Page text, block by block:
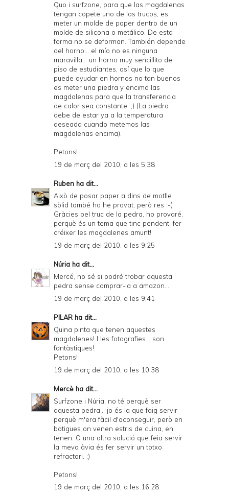
Quo i surfzone, para que las magdalenas
tengan copete uno de los trucos, es
meter un molde de paper dentro de un
molde de silicona o metálico. De esta
forma no se deforman. También depende
del horno... el mío no es ninguna
maravilla... un horno muy sencillito de
piso de estudiantes, así que lo que
puede ayudar en hornos no tan buenos
es meter una piedra y encima las
magdalenas para que la transferencia
de calor sea constante. ;) (La piedra
debe de estar ya a la temperatura
deseada cuando metemos las
magdalenas encima).
Petons!
19 de març del 2010, a les 5:38
Ruben ha dit...
Això de posar paper a dins de motlle
sòlid també ho he provat, però res :-(
Gràcies pel truc de la pedra, ho provaré,
perquè és un tema que tinc pendent, fer
créixer les magdalenes amunt!
19 de març del 2010, a les 9:25
Núria ha dit...
Mercé, no sé si podré trobar aquesta
pedra sense comprar-la a amazon...
19 de març del 2010, a les 9:41
PILAR ha dit...
Quina pinta que tenen aquestes
magdalenes! I les fotografies... son
fantàstiques!.
Petons!
19 de març del 2010, a les 10:38
Mercè ha dit...
Surfzone i Núria, no té perquè ser
aquesta pedra... jo és la que faig servir
perquè m'era fàcil d'aconseguir, però en
botigues on venen estris de cuina, en
tenen. O una altra solució que feia servir
la meva àvia és fer servir un totxo
refractari. ;)
Petons!
19 de març del 2010, a les 16:28